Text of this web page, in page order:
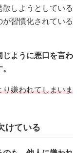
しようとしている
習慣化されている
ように悪口を言わ
嫌われてしまいま
けている